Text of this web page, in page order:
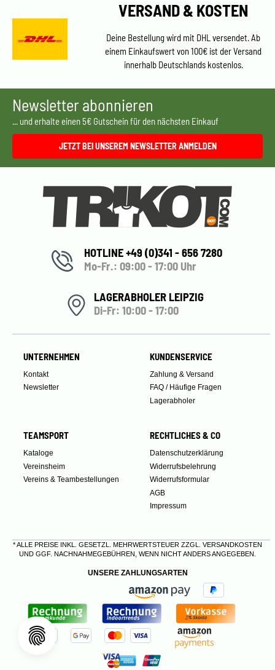
VERSAND & KOSTEN
Deine Bestellung wird mit DHL versendet. Ab
einem Einkaufswert von 100€ ist der Versand
innerhalb Deutschlands kostenlos.
Newsletter abonnieren
... und erhalte einen 5€ Gutschein für den nächsten Einkauf
JETZT BEI UNSEREM NEWSLETTER ANMELDEN
HOTLINE +49 (0)341 - 656 7280
Mo-Fr.: 09:00 - 17:00 Uhr
LAGERABHOLER LEIPZIG
Di-Fr: 10:00 - 17:00
UNTERNEHMEN
Kontakt
Newsletter
KUNDENSERVICE
Zahlung & Versand
FAQ / Häufige Fragen
Lagerabholer
TEAMSPORT
Kataloge
Vereinsheim
Vereins & Teambestellungen
RECHTLICHES & CO
Datenschutzerklärung
Widerrufsbelehrung
Widerrufsformular
AGB
Impressum
* ALLE PREISE INKL. GESETZL. MEHRWERTSTEUER ZZGL. VERSANDKOSTEN
UND GGF. NACHNAHMEGEBÜHREN, WENN NICHT ANDERS ANGEGEBEN.
UNSERE ZAHLUNGSARTEN